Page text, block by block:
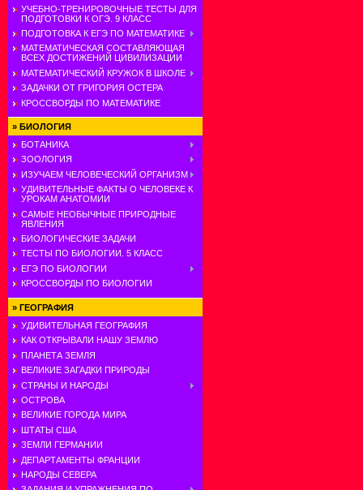
УЧЕБНО-ТРЕНИРОВОЧНЫЕ ТЕСТЫ ДЛЯ
ПОДГОТОВКИ К ОГЭ. 9 КЛАСС
ПОДГОТОВКА К ЕГЭ ПО МАТЕМАТИКЕ
МАТЕМАТИЧЕСКАЯ СОСТАВЛЯЮЩАЯ
ВСЕХ ДОСТИЖЕНИЙ ЦИВИЛИЗАЦИИ
МАТЕМАТИЧЕСКИЙ КРУЖОК В ШКОЛЕ
ЗАДАЧКИ ОТ ГРИГОРИЯ ОСТЕРА
КРОССВОРДЫ ПО МАТЕМАТИКЕ
» БИОЛОГИЯ
БОТАНИКА
ЗООЛОГИЯ
ИЗУЧАЕМ ЧЕЛОВЕЧЕСКИЙ ОРГАНИЗМ
УДИВИТЕЛЬНЫЕ ФАКТЫ О ЧЕЛОВЕКЕ К
УРОКАМ АНАТОМИИ
САМЫЕ НЕОБЫЧНЫЕ ПРИРОДНЫЕ
ЯВЛЕНИЯ
БИОЛОГИЧЕСКИЕ ЗАДАЧИ
ТЕСТЫ ПО БИОЛОГИИ. 5 КЛАСС
ЕГЭ ПО БИОЛОГИИ
КРОССВОРДЫ ПО БИОЛОГИИ
» ГЕОГРАФИЯ
УДИВИТЕЛЬНАЯ ГЕОГРАФИЯ
КАК ОТКРЫВАЛИ НАШУ ЗЕМЛЮ
ПЛАНЕТА ЗЕМЛЯ
ВЕЛИКИЕ ЗАГАДКИ ПРИРОДЫ
СТРАНЫ И НАРОДЫ
ОСТРОВА
ВЕЛИКИЕ ГОРОДА МИРА
ШТАТЫ США
ЗЕМЛИ ГЕРМАНИИ
ДЕПАРТАМЕНТЫ ФРАНЦИИ
НАРОДЫ СЕВЕРА